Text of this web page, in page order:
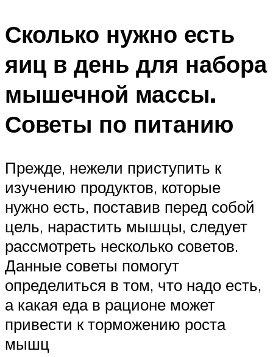
Сколько нужно есть
яиц в день для набора
мышечной массы.
Советы по питанию
Прежде, нежели приступить к
изучению продуктов, которые
нужно есть, поставив перед собой
цель, нарастить мышцы, следует
рассмотреть несколько советов.
Данные советы помогут
определиться в том, что надо есть,
а какая еда в рационе может
привести к торможению роста
мышц